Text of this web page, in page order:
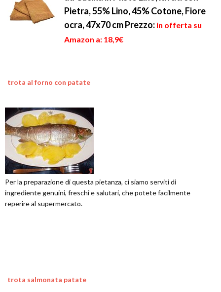
Pietra, 55% Lino, 45% Cotone, Fiore
ocra, 47x70 cmPrezzo: in offerta su
Amazon a: 18,9€
trota al forno con patate
Per la preparazione di questa pietanza, ci siamo serviti di
ingrediente genuini, freschi e salutari, che potete facilmente
reperire al supermercato.
trota salmonata patate